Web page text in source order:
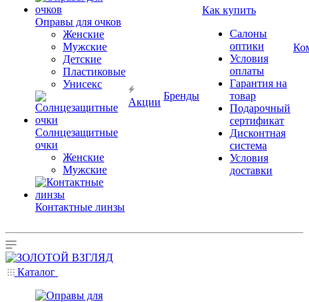
Оправы для очков
Женские
Мужские
Детские
Пластиковые
Унисекс
Солнцезащитные
очки
Женские
Мужские
Контактные линзы
Акции
Бренды
Как купить
Салоны
оптики
Условия
оплаты
Гарантия на
товар
Подарочный
сертификат
Дисконтная
система
Условия
доставки
Каталог